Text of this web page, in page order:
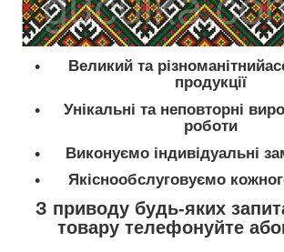
Великий та
продукції
Унікальні та неповторні
роботи
Виконуємо індивідуальні
Якіснообслуговуємо
З приводу будь-яких
товару телефонуйте